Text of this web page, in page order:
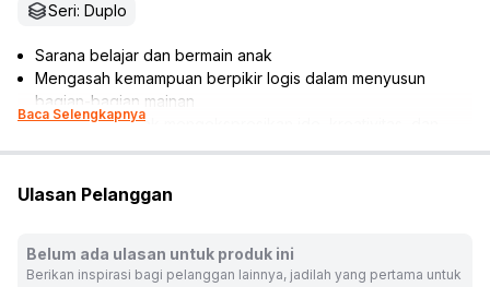
Seri: Duplo
Sarana belajar dan bermain anak
Mengasah kemampuan berpikir logis dalam menyusun
bagian-bagian mainan
Mendorong anak mengekspresikan ide, kreativitas, dan
daya imajinasi
Melatih kesabaran hingga kemampuan memecahkan
dump truck/excavator
Baca Selengkapnya
Ulasan Pelanggan
Belum ada ulasan untuk produk ini
Berikan inspirasi bagi pelanggan lainnya, jadilah yang pertama untuk